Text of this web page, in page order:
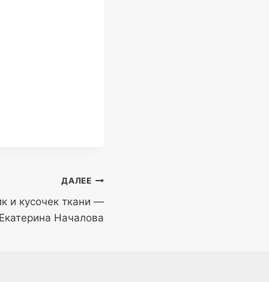
ДАЛЕЕ
и кусочек ткани —
Екатерина Началова